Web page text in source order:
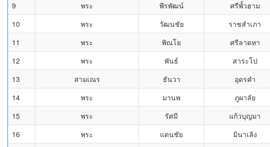
9
พระ พีรพัฒน์ ศรีพั้วฮาม
10
พระ วัฒนชัย ราชสำเภา
11
พระ พิณโย ศรีลาดหา
12
พระ พันธ์ สาระโป
13
สามเณร ธันวา อุดรคำ
14
พระ มานพ ภูผาลัย
15
พระ รัศมี แก้วบุญมา
16
พระ แดนชัย มินาเลิง